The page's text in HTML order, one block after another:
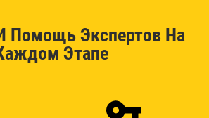
Помощь Экспертов На
Этапе